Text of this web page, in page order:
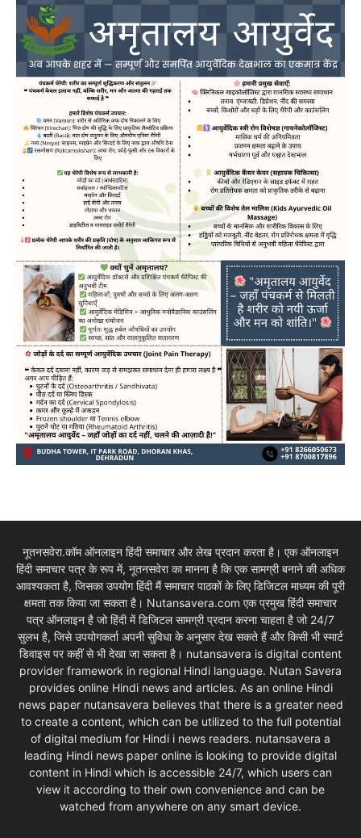
नूतनसवेरा.कॉम ऑनलाइन हिंदी समाचार और लेख प्रदान करता है। एक ऑनलाइन
हिंदी समाचार पत्र के रूप में, नूतनसवेरा का मानना है कि एक सामग्री बनाने की अधिक
आवश्यकता है, जिसका उपयोग हिंदी मैं समाचार पाठकों के लिए डिजिटल माध्यम की पूरी
क्षमता तक किया जा सकता है। Nutansavera.com एक प्रमुख हिंदी समाचार
पत्र ऑनलाइन है जो हिंदी में डिजिटल सामग्री प्रदान करना चाहता है जो 24/7
सुलभ है, जिसे उपयोगकर्ता अपनी सुविधा के अनुसार देख सकते हैं और किसी भी स्मार्ट
डिवाइस पर कहीं से भी देखा जा सकता है। nutansavera is digital content
provider framework in regional Hindi language. Nutan Savera
provides online Hindi news and articles. As an online Hindi
news paper nutansavera believes that there is a greater need
to create a content, which can be utilized to the full potential
of digital medium for Hindi i news readers. nutansavera a
leading Hindi news paper online is looking to provide digital
content in Hindi which is accessible 24/7, which users can
view it according to their own convenience and can be
watched from anywhere on any smart device.